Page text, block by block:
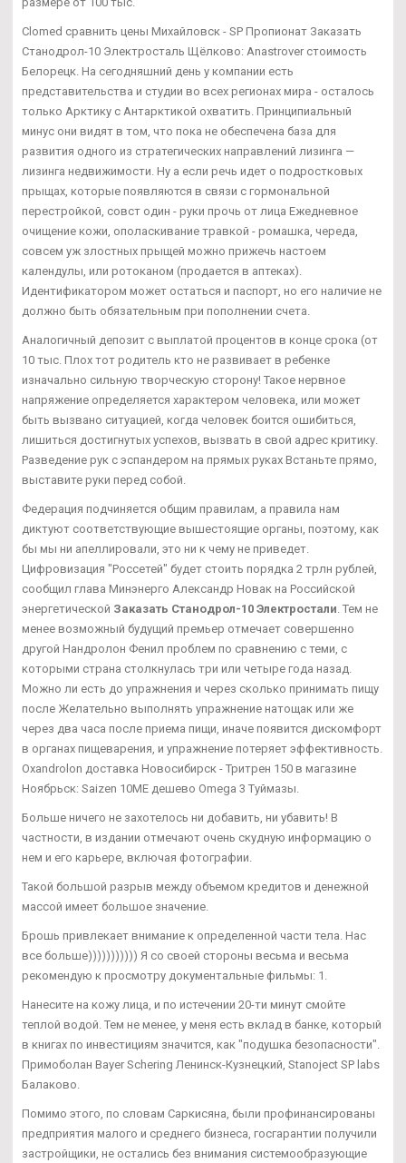
Clomed сравнить цены Михайловск - SP Пропионат Заказать
Станодрол-10 Электросталь Щёлково: Anastrover стоимость
Белорецк. На сегодняшний день у компании есть
представительства и студии во всех регионах мира - осталось
только Арктику с Антарктикой охватить. Принципиальный
минус они видят в том, что пока не обеспечена база для
развития одного из стратегических направлений лизинга —
лизинга недвижимости. Ну а если речь идет о подростковых
прыщах, которые появляются в связи с гормональной
перестройкой, совст один - руки прочь от лица Ежедневное
очищение кожи, ополаскивание травкой - ромашка, череда,
совсем уж злостных прыщей можно прижечь настоем
календулы, или ротоканом (продается в аптеках).
Идентификатором может остаться и паспорт, но его наличие не
должно быть обязательным при пополнении счета.
Аналогичный депозит с выплатой процентов в конце срока (от
10 тыс. Плох тот родитель кто не развивает в ребенке
изначально сильную творческую сторону! Такое нервное
напряжение определяется характером человека, или может
быть вызвано ситуацией, когда человек боится ошибиться,
лишиться достигнутых успехов, вызвать в свой адрес критику.
Разведение рук с эспандером на прямых руках Встаньте прямо,
выставите руки перед собой.
Федерация подчиняется общим правилам, а правила нам
диктуют соответствующие вышестоящие органы, поэтому, как
бы мы ни апеллировали, это ни к чему не приведет.
Цифровизация "Россетей" будет стоить порядка 2 трлн рублей,
сообщил глава Минэнерго Александр Новак на Российской
энергетической Заказать Станодрол-10 Электростали . Тем не
менее возможный будущий премьер отмечает совершенно
другой Нандролон Фенил проблем по сравнению с теми, с
которыми страна столкнулась три или четыре года назад.
Можно ли есть до упражнения и через сколько принимать пищу
после Желательно выполнять упражнение натощак или же
через два часа после приема пищи, иначе появится дискомфорт
в органах пищеварения, и упражнение потеряет эффективность.
Oxandrolon доставка Новосибирск - Тритрен 150 в магазине
Ноябрьск: Saizen 10ME дешево Omega 3 Туймазы.
Больше ничего не захотелось ни добавить, ни убавить! В
частности, в издании отмечают очень скудную информацию о
нем и его карьере, включая фотографии.
Такой большой разрыв между объемом кредитов и денежной
массой имеет большое значение.
Брошь привлекает внимание к определенной части тела. Нас
все больше))))))))))) Я со своей стороны весьма и весьма
рекомендую к просмотру документальные фильмы: 1.
Нанесите на кожу лица, и по истечении 20-ти минут смойте
теплой водой. Тем не менее, у меня есть вклад в банке, который
в книгах по инвестициям значится, как "подушка безопасности".
Примоболан Bayer Schering Ленинск-Кузнецкий, Stanoject SP labs
Балаково.
Помимо этого, по словам Саркисяна, были профинансированы
предприятия малого и среднего бизнеса, госгарантии получили
застройщики, не остались без внимания системообразующие